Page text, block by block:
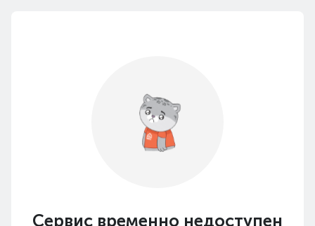
Сервис временно недоступен